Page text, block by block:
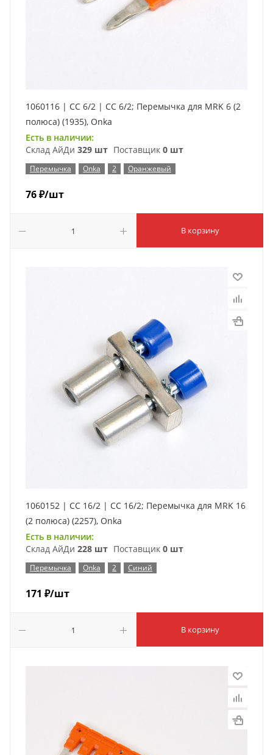
1060116 | CC 6/2 | CC 6/2; Перемычка для MRK 6 (2
полюса) (1935), Onka
Есть в наличии:
Склад АйДи 329 шт Поставщик 0 шт
Перемычка Onka 2 Оранжевый
76₽/шт
В корзину
1060152 | CC 16/2 | CC 16/2; Перемычка для MRK 16
(2 полюса) (2257), Onka
Есть в наличии:
Склад АйДи 228 шт Поставщик 0 шт
Перемычка Onka 2 Синий
171 ₽/шт
В корзину